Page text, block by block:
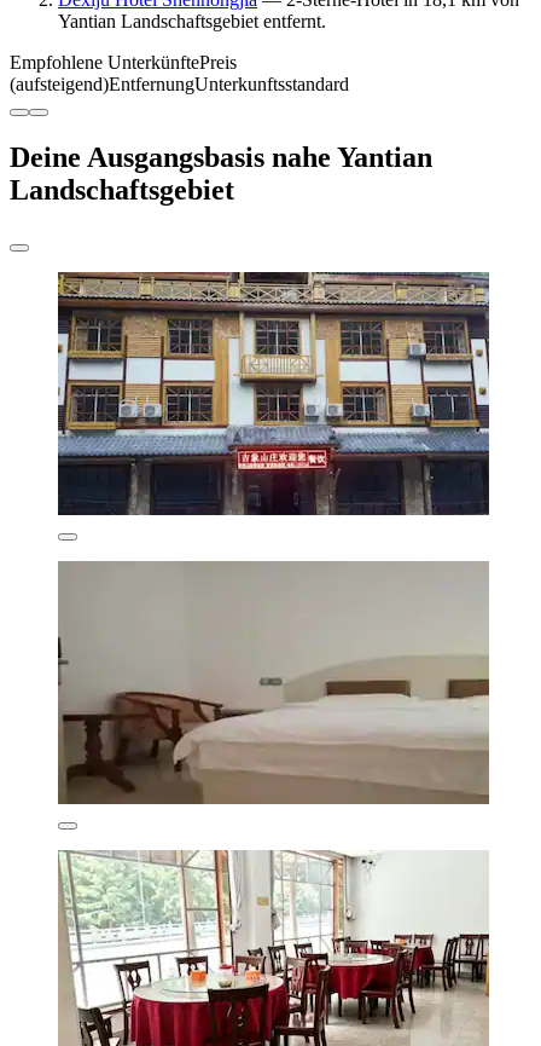
Yantian Landschaftsgebiet entfernt.
Empfohlene UnterkünftePreis
(aufsteigend)EntfernungUnterkunftsstandard
Deine Ausgangsbasis nahe Yantian
Landschaftsgebiet